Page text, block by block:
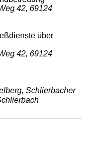
42, 69124
über
42, 69124
Schlierbacher